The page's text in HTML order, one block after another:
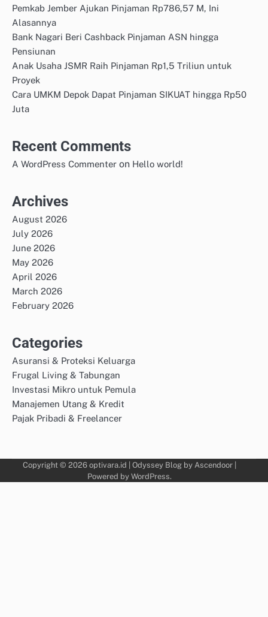
Pemkab Jember Ajukan Pinjaman Rp786,57 M, Ini
Alasannya
Bank Nagari Beri Cashback Pinjaman ASN hingga
Pensiunan
Anak Usaha JSMR Raih Pinjaman Rp1,5 Triliun untuk
Proyek
Cara UMKM Depok Dapat Pinjaman SIKUAT hingga Rp50
Juta
Recent Comments
A WordPress Commenter on Hello world!
Archives
August 2026
July 2026
June 2026
May 2026
April 2026
March 2026
February 2026
Categories
Asuransi & Proteksi Keluarga
Frugal Living & Tabungan
Investasi Mikro untuk Pemula
Manajemen Utang & Kredit
Pajak Pribadi & Freelancer
Copyright © 2026 optivara.id | Odyssey Blog by Ascendoor|
Powered by WordPress.